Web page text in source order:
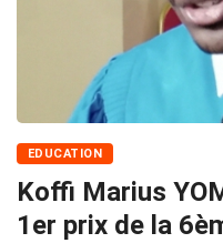
EDUCATION
Koffi Marius
1er prix de la